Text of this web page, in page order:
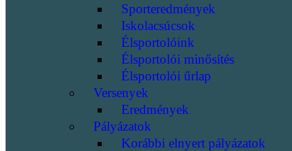
Sporteredmények
Iskolacsúcsok
Élsportolóink
Élsportolói minősítés
Élsportolói űrlap
Versenyek
Eredmények
Pályázatok
Korábbi elnyert pályázatok